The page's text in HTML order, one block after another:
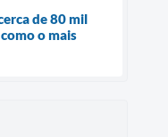
de 80 mil
o mais